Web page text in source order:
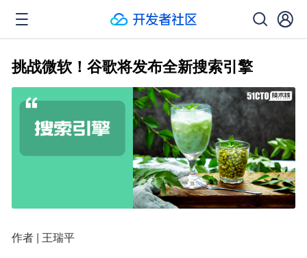
挑战微软！谷歌将发布全新搜索引擎
作者 | 王瑞平